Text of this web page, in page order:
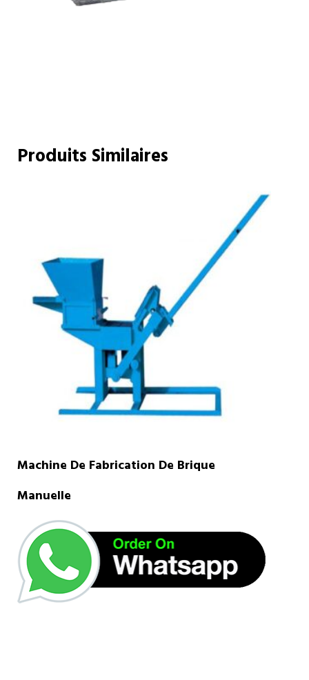
Produits Similaires
Machine De Fabrication De Brique
Manuelle